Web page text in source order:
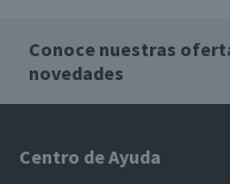
Conoce nuestras
novedades
Centro de Ayuda